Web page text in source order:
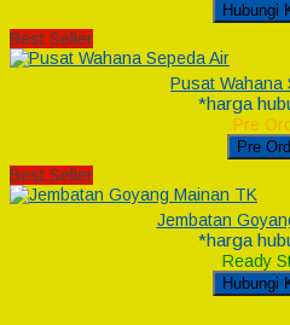
Hubungi
Best Seller
Pusat Wahana
*harga
Pre
Pre
Best Seller
Jembatan
*harga
Ready
Hubungi